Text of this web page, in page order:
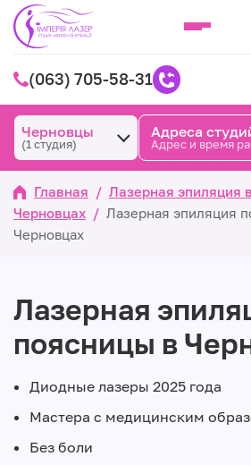
(063) 705-58-31
Черновцы
(1 студия)
Адреса
Адрес и время
Главная / Лазерная эпиляция
Черновцах / Лазерная эпиляция
Черновцах
Лазерная
поясницы в
Диодные лазеры 2025 года
Мастера с медицинским
Без боли